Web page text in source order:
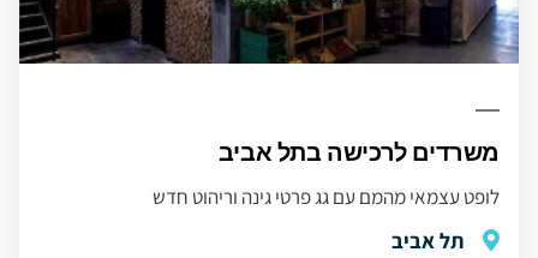
משרדים לרכישה בתל אביב
לופט עצמאי מהמם עם גג פרטי גינה וריהוט חדש
תל אביב